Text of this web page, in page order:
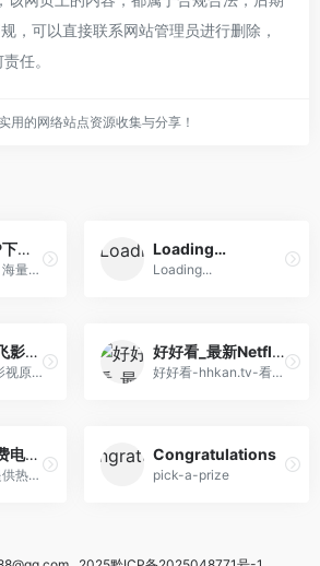
，可以直接联系网站管理员进行删除，
任。
用的网络站点资源收集与分享！
在看影视APP下载 – 海量高清影视资源免费看
在看影视APP - 海量高清影视资源，免费在线观看最新电影、电视剧、动漫、综艺节目
Loading…
Loading...
奈菲影视-奈飞影视 – 奈菲影视如果生活很无趣,但至少我可以陪你看剧
奈飞影视,奈菲影视原奈菲影视,是专为中国用户提供全球流媒体播放网站,网飞,奈飞,亚马逊,Disney+,HBO,appleTV
好好看_最新Netflix新剧_韩国电影免费在线观看
好好看-hhkan.tv-看电影，可以改变人生！奈飞Netflix免费看，每天更新热火欧美日韩剧，最新韩国电影，在线免费电影网，VIP视频免费看！
拉米影视-免费电影、电视剧、动漫、影视视频导航
拉米影视为您提供热门高分电影电视剧动漫排行榜，电视剧、电影、动作片、喜剧片、爱情片、热血动漫、卡通动漫等影视资源片库，更多高清电影电视剧动漫尽在拉米影视。
Congratulations
pick-a-prize